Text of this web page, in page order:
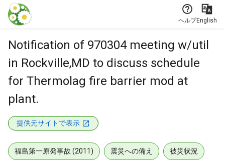
本文に飛ぶ
ヘルプEnglish
Notification of 970304 meeting w/util
in Rockville,MD to discuss schedule
for Thermolag fire barrier mod at
plant.
提供元サイトで表示
福島第一原発事故 (2011) 震災への備え 被災状況